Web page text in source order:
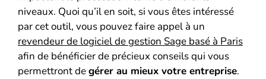
niveaux. Quoi qu’il en soit, si vous êtes intéressé
par cet outil, vous pouvez faire appel à un
revendeur de logiciel de gestion Sage basé à Paris
afin de bénéficier de précieux conseils qui vous
permettront degérer au mieux votre entreprise.